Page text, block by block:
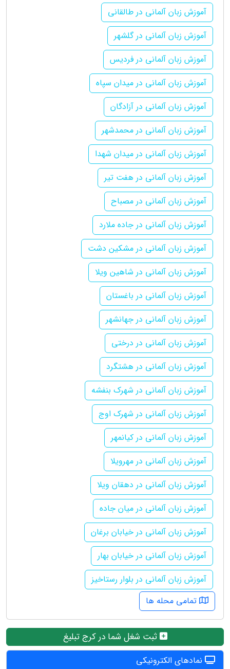
آموزش زبان آلمانی در طالقانی
آموزش زبان آلمانی در گلشهر
آموزش زبان آلمانی در فردیس
آموزش زبان آلمانی در میدان سپاه
آموزش زبان آلمانی در آزادگان
آموزش زبان آلمانی در محمدشهر
آموزش زبان آلمانی در میدان شهدا
آموزش زبان آلمانی در هفت تیر
آموزش زبان آلمانی در مصباح
آموزش زبان آلمانی در جاده ملارد
آموزش زبان آلمانی در مشکین دشت
آموزش زبان آلمانی در شاهین ویلا
آموزش زبان آلمانی در باغستان
آموزش زبان آلمانی در جهانشهر
آموزش زبان آلمانی در درختی
آموزش زبان آلمانی در هشتگرد
آموزش زبان آلمانی در شهرک بنفشه
آموزش زبان آلمانی در شهرک اوج
آموزش زبان آلمانی در کیانمهر
آموزش زبان آلمانی در مهرویلا
آموزش زبان آلمانی در دهقان ویلا
آموزش زبان آلمانی در میان جاده
آموزش زبان آلمانی در خیابان برغان
آموزش زبان آلمانی در خیابان بهار
آموزش زبان آلمانی در بلوار رستاخیز
تمامی محله ها
ثبت شغل شما در کرج تبلیغ
نمادهای الکترونیکی